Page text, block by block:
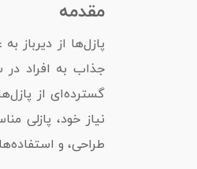
مقدمه
پازل‌ها از
جذاب به افراد
گسترده‌ای از
نیاز خود، پازلی
طراحی، و